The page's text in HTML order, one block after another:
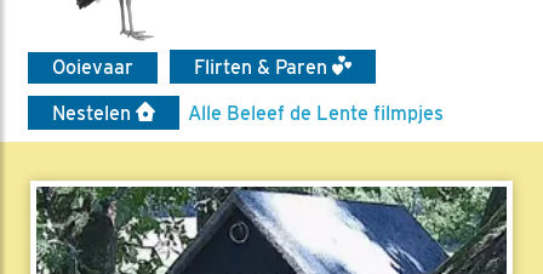
Ooievaar
Flirten & Paren
Nestelen
Alle Beleef de Lente filmpjes